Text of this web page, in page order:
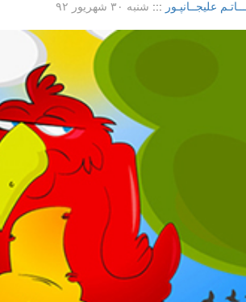
علیجــانپـور ::: شنبه ۳۰ شهریور ۹۲